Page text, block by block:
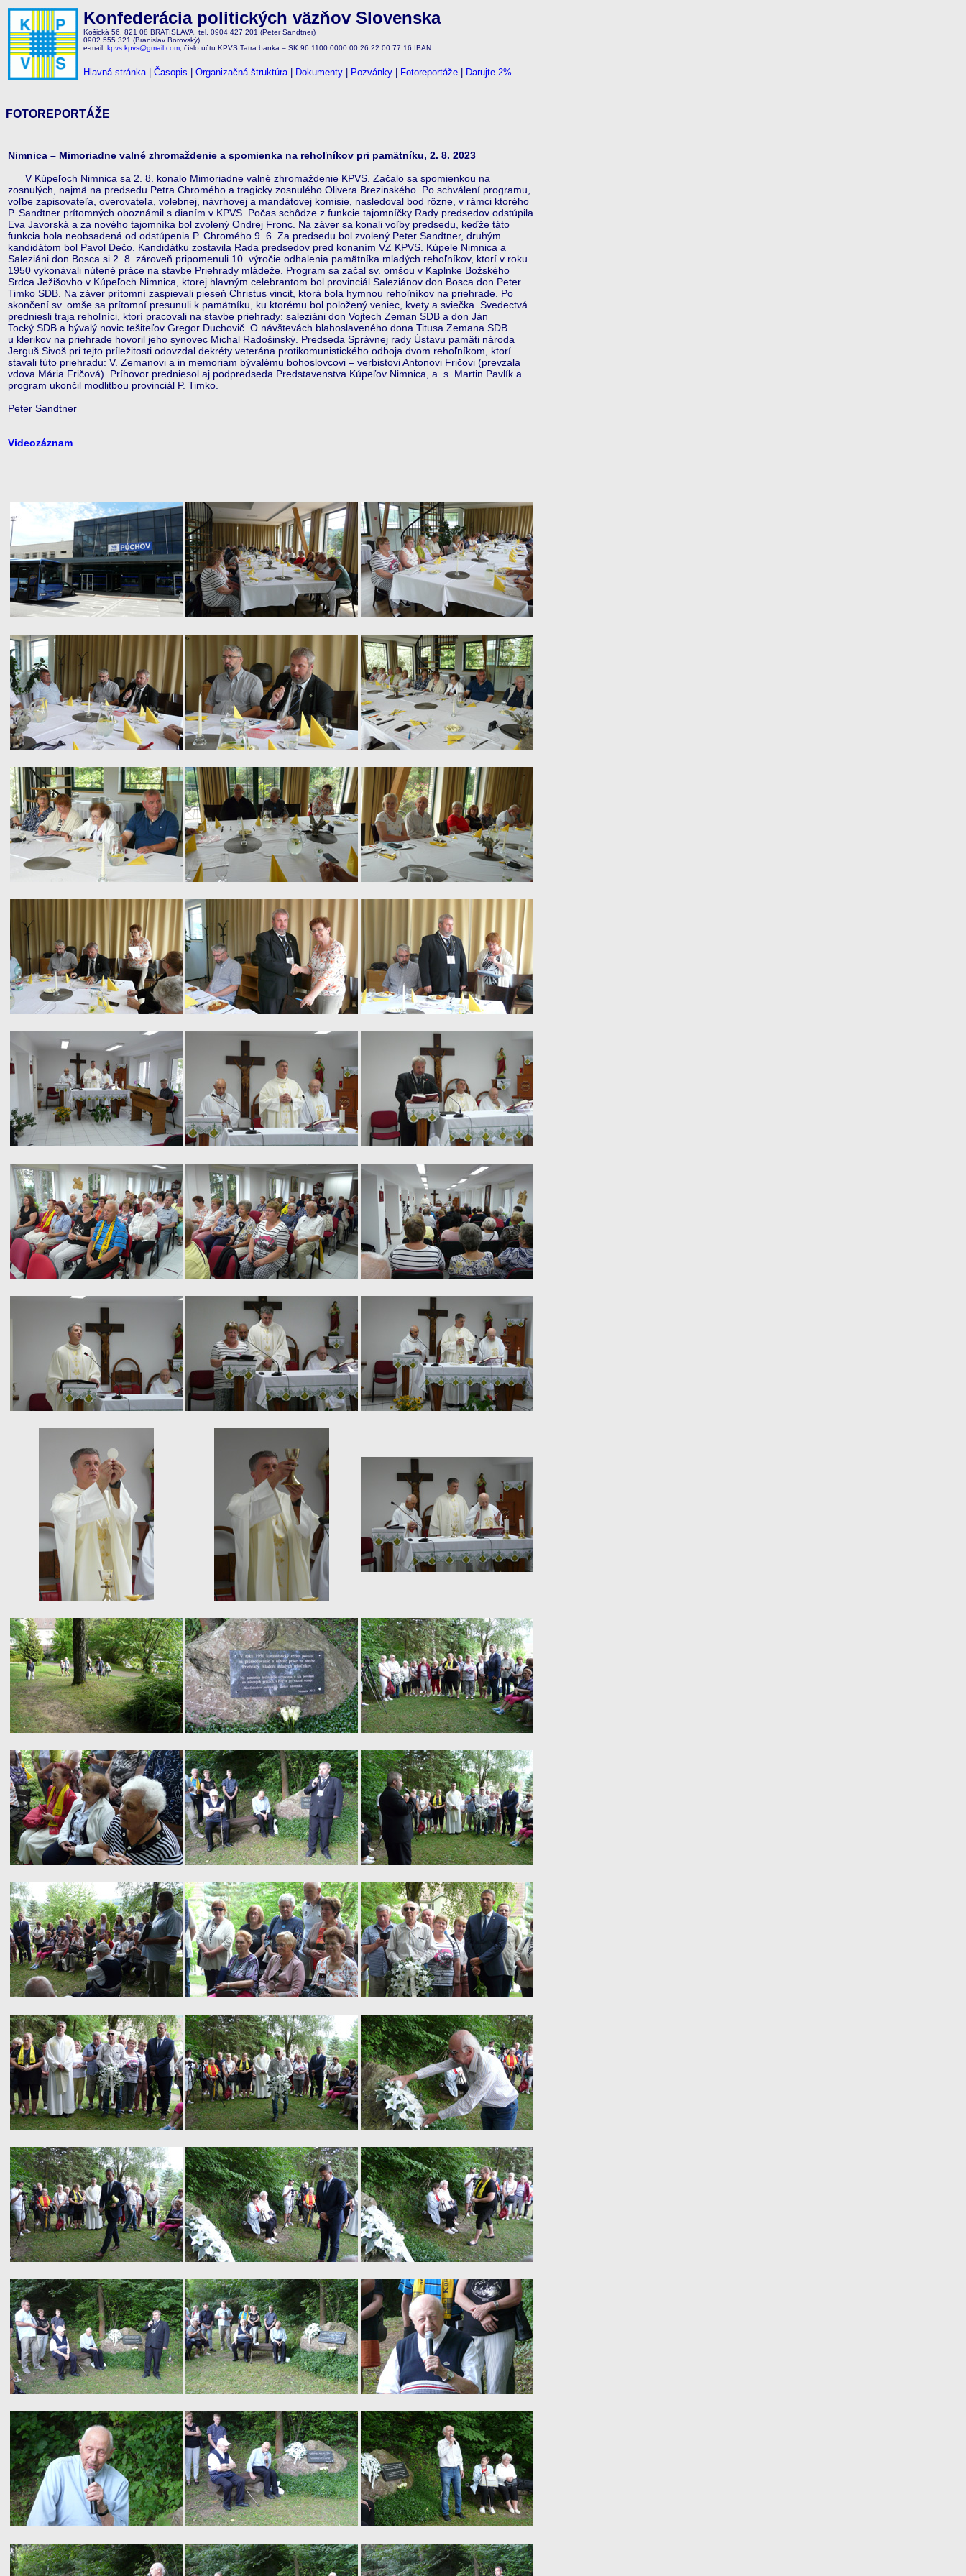
Konfederácia politických väzňov Slovenska
Košická 56, 821 08 BRATISLAVA, tel. 0904 427 201 (Peter Sandtner)
0902 555 321 (Branislav Borovský)
e-mail: kpvs.kpvs@gmail.com , číslo účtu KPVS Tatra banka – SK 96 1100 0000 00 26 22 00 77 16 IBAN
Hlavná stránka| Časopis Organizačná štruktúra| Dokumenty Pozvánky Fotoreportáže Darujte 2%
FOTOREPORTÁŽE
Nimnica – Mimoriadne valné zhromaždenie a spomienka na rehoľníkov pri pamätníku, 2. 8. 2023
V Kúpeľoch Nimnica sa 2. 8. konalo Mimoriadne valné zhromaždenie KPVS. Začalo sa spomienkou na
zosnulých, najmä na predsedu Petra Chromého a tragicky zosnulého Olivera Brezinského. Po schválení programu,
voľbe zapisovateľa, overovateľa, volebnej, návrhovej a mandátovej komisie, nasledoval bod rôzne, v rámci ktorého
P. Sandtner prítomných oboznámil s dianím v KPVS. Počas schôdze z funkcie tajomníčky Rady predsedov odstúpila
Eva Javorská a za nového tajomníka bol zvolený Ondrej Fronc. Na záver sa konali voľby predsedu, keďže táto
funkcia bola neobsadená od odstúpenia P. Chromého 9. 6. Za predsedu bol zvolený Peter Sandtner, druhým
kandidátom bol Pavol Dečo. Kandidátku zostavila Rada predsedov pred konaním VZ KPVS. Kúpele Nimnica a
Saleziáni don Bosca si 2. 8. zároveň pripomenuli 10. výročie odhalenia pamätníka mladých rehoľníkov, ktorí v roku
1950 vykonávali nútené práce na stavbe Priehrady mládeže. Program sa začal sv. omšou v Kaplnke Božského
Srdca Ježišovho v Kúpeľoch Nimnica, ktorej hlavným celebrantom bol provinciál Saleziánov don Bosca don Peter
Timko SDB. Na záver prítomní zaspievali pieseň Christus vincit, ktorá bola hymnou rehoľníkov na priehrade. Po
skončení sv. omše sa prítomní presunuli k pamätníku, ku ktorému bol položený veniec, kvety a sviečka. Svedectvá
predniesli traja rehoľníci, ktorí pracovali na stavbe priehrady: saleziáni don Vojtech Zeman SDB a don Ján
Tocký SDB a bývalý novic tešiteľov Gregor Duchovič. O návštevách blahoslaveného dona Titusa Zemana SDB
u klerikov na priehrade hovoril jeho synovec Michal Radošinský. Predseda Správnej rady Ústavu pamäti národa
Jerguš Sivoš pri tejto príležitosti odovzdal dekréty veterána protikomunistického odboja dvom rehoľníkom, ktorí
stavali túto priehradu: V. Zemanovi a in memoriam bývalému bohoslovcovi – verbistovi Antonovi Fričovi (prevzala
vdova Mária Fričová). Príhovor predniesol aj podpredseda Predstavenstva Kúpeľov Nimnica, a. s. Martin Pavlík a
program ukončil modlitbou provinciál P. Timko.
Peter Sandtner
Videozáznam